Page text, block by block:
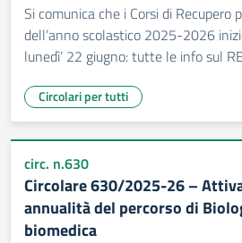
Si comunica che i Corsi di Recupero
dell’anno scolastico 2025-2026
lunedì’ 22 giugno: tutte le info sul RE
Circolari per tutti
circ. n.630
Circolare 630/2025-26 –
annualità del percorso di
biomedica